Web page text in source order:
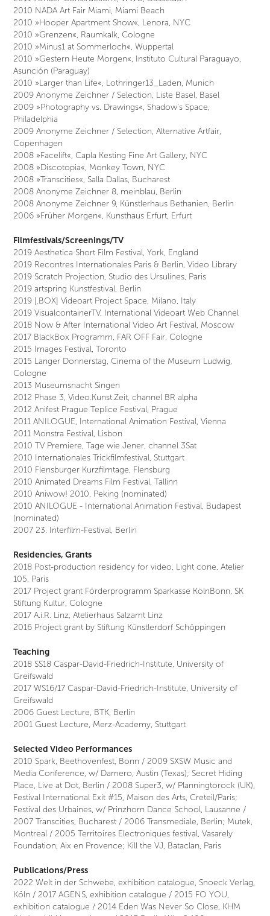
2010 NADA Art Fair Miami, Miami Beach
2010 »Hooper Apartment Show«, Lenora, NYC
2010 »Grenzen«, Raumkalk, Cologne
2010 »Minus1 at Sommerloch«, Wuppertal
2010 »Gestern Heute Morgen«, Instituto Cultural Paraguayo,
Asunción (Paraguay)
2010 »Larger than Life«, Lothringer13_Laden, Munich
2009 Anonyme Zeichner / Selection, Liste Basel, Basel
2009 »Photography vs. Drawings«, Shadow's Space,
Philadelphia
2009 Anonyme Zeichner / Selection, Alternative Artfair,
Copenhagen
2008 »Facelift«, Capla Kesting Fine Art Gallery, NYC
2008 »Discotopia«, Monkey Town, NYC
2008 »Transcities«, Salla Dallas, Bucharest
2008 Anonyme Zeichner 8, meinblau, Berlin
2008 Anonyme Zeichner 9, Künstlerhaus Bethanien, Berlin
2006 »Früher Morgen«, Kunsthaus Erfurt, Erfurt
Filmfestivals/Screenings/TV
2019 Aesthetica Short Film Festival, York, England
2019 Recontres Internationales Paris & Berlin, Video Library
2019 Scratch Projection, Studio des Ursulines, Paris
2019 artspring Kunstfestival, Berlin
2019 [.BOX] Videoart Project Space, Milano, Italy
2019 VisualcontainerTV, International Videoart Web Channel
2018 Now & After International Video Art Festival, Moscow
2017 BlackBox Programm, FAR OFF Fair, Cologne
2015 Images Festival, Toronto
2015 Langer Donnerstag, Cinema of the Museum Ludwig,
Cologne
2013 Museumsnacht Singen
2012 Phase 3, Video.Kunst.Zeit, channel BR alpha
2012 Anifest Prague Teplice Festival, Prague
2011 ANILOGUE, International Animation Festival, Vienna
2011 Monstra Festival, Lisbon
2010 TV Premiere, Tage wie Jener, channel 3Sat
2010 Internationales Trickfilmfestival, Stuttgart
2010 Flensburger Kurzfilmtage, Flensburg
2010 Animated Dreams Film Festival, Tallinn
2010 Aniwow! 2010, Peking (nominated)
2010 ANILOGUE - International Animation Festival, Budapest
(nominated)
2007 23. Interfilm-Festival, Berlin
Residencies, Grants
2018 Post-production residency for video, Light cone, Atelier
105, Paris
2017 Project grant Förderprogramm Sparkasse KölnBonn, SK
Stiftung Kultur, Cologne
2017 A.i.R. Linz, Atelierhaus Salzamt Linz
2016 Project grant by Stiftung Künstlerdorf Schöppingen
Teaching
2018 SS18 Caspar-David-Friedrich-Institute, University of
Greifswald
2017 WS16/17 Caspar-David-Friedrich-Institute, University of
Greifswald
2006 Guest Lecture, BTK, Berlin
2001 Guest Lecture, Merz-Academy, Stuttgart
Selected Video Performances
2010 Spark, Beethovenfest, Bonn / 2009 SXSW Music and
Media Conference, w/ Damero, Austin (Texas); Secret Hiding
Place, Live at Dot, Berlin / 2008 Super3, w/ Planningtorock (UK),
Festival International Exit #15, Maison des Arts, Creteil/Paris;
Festival des Urbaines, w/ Prinzhorn Dance School, Lausanne /
2007 Transcities, Bucharest / 2006 Transmediale, Berlin; Mutek,
Montreal / 2005 Territoires Electroniques festival, Vasarely
Foundation, Aix en Provence; Kill the VJ, Bataclan, Paris
Publications/Press
2022 Welt in der Schwebe, exhibition catalogue, Snoeck Verlag,
Köln / 2017 AGENS, exhibition catalogue / 2015 FO YOU,
exhibition catalogue / 2014 Eden Was Never So Close, KHM